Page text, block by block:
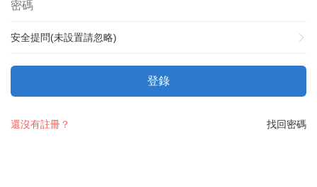
安全提問(未設置請忽略)
登錄
找回密碼
還沒有註冊？